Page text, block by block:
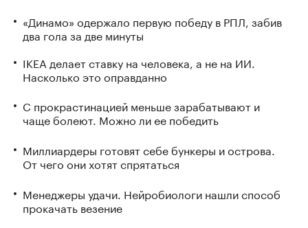
«Динамо» одержало первую победу в РПЛ, забив
два гола за две минуты
IKEA делает ставку на человека, а не на ИИ.
Насколько это оправданно
С прокрастинацией меньше зарабатывают и
чаще болеют. Можно ли ее победить
Миллиардеры готовят себе бункеры и острова.
От чего они хотят спрятаться
Менеджеры удачи. Нейробиологи нашли способ
прокачать везение